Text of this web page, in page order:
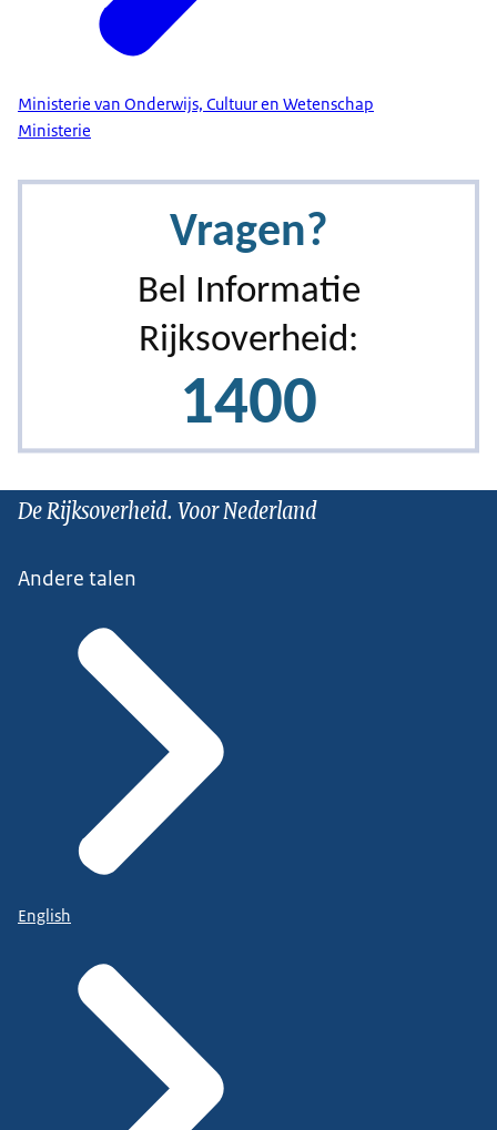
Ministerie van Onderwijs, Cultuur en Wetenschap
Ministerie
De Rijksoverheid. Voor Nederland
Andere talen
English